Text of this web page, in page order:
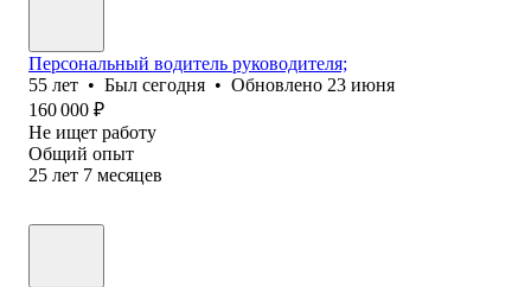
Персональный водитель руководителя;
55 лет • Был сегодня • Обновлено 23 июня
160 000 ₽
Не ищет работу
Общий опыт
25 лет 7 месяцев